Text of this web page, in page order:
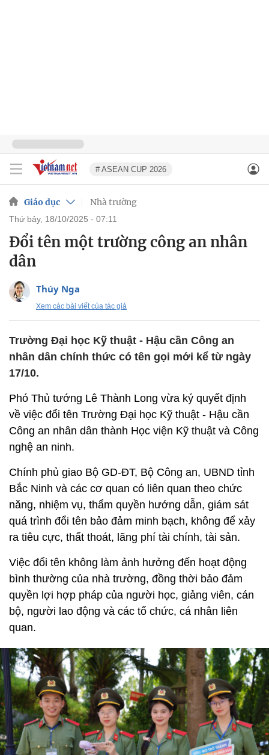
# ASEAN CUP 2026
Giáo dục Nhà trường
thứ bảy, 18/10/2025 - 07:11
Đổi tên một trường công an nhân
dân
Thúy Nga
Xem các bài viết của tác giả
Trường Đại học Kỹ thuật - Hậu cần Công an
nhân dân chính thức có tên gọi mới kể từ ngày
17/10.
Phó Thủ tướng Lê Thành Long vừa ký quyết định
về việc đổi tên Trường Đại học Kỹ thuật - Hậu cần
Công an nhân dân thành Học viện Kỹ thuật và Công
nghệ an ninh.
Chính phủ giao Bộ GD-ĐT, Bộ Công an, UBND tỉnh
Bắc Ninh và các cơ quan có liên quan theo chức
năng, nhiệm vụ, thẩm quyền hướng dẫn, giám sát
quá trình đổi tên bảo đảm minh bạch, không để xảy
ra tiêu cực, thất thoát, lãng phí tài chính, tài sản.
Việc đổi tên không làm ảnh hưởng đến hoạt động
bình thường của nhà trường, đồng thời bảo đảm
quyền lợi hợp pháp của người học, giảng viên, cán
bộ, người lao động và các tổ chức, cá nhân liên
quan.